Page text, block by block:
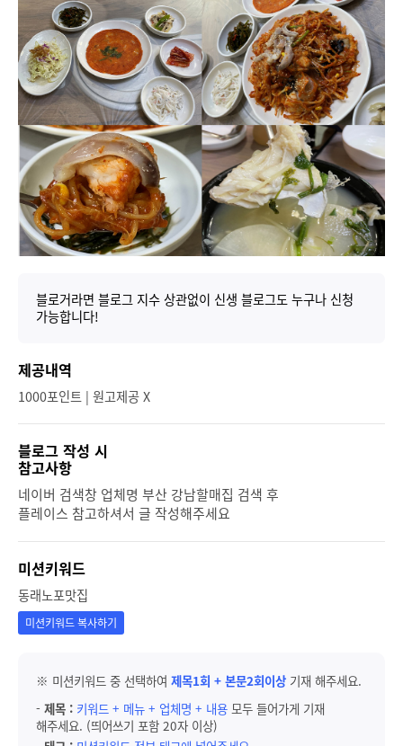
블로거라면 블로그 지수 상관없이 신생 블로그도 누구나 신청
가능합니다!
제공내역
1000포인트 | 원고제공 X
블로그 작성 시
참고사항
네이버 검색창 업체명 부산 강남할매집 검색 후
플레이스 참고하셔서 글 작성해주세요
미션키워드
동래노포맛집
미션키워드 복사하기
※ 미션키워드 중 선택하여 제목1회 + 본문2회이상 기재 해주세요.
- 제목 : 키워드 + 메뉴 + 업체명 + 내용 모두 들어가게 기재
해주세요. (띄어쓰기 포함 20자 이상)